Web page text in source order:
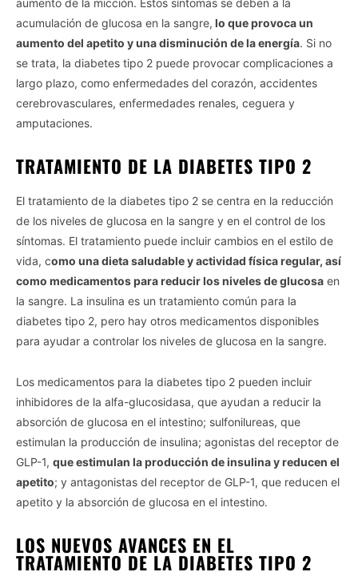
aumento de la micción. Estos síntomas se deben a la
acumulación de glucosa en la sangre, lo que provoca un
aumento del apetito y una disminución de la energía. Si no
se trata, la diabetes tipo 2 puede provocar complicaciones a
largo plazo, como enfermedades del corazón, accidentes
cerebrovasculares, enfermedades renales, ceguera y
amputaciones.
TRATAMIENTO DE LA DIABETES TIPO 2
El tratamiento de la diabetes tipo 2 se centra en la reducción
de los niveles de glucosa en la sangre y en el control de los
síntomas. El tratamiento puede incluir cambios en el estilo de
vida, como una dieta saludable y actividad física regular, así
como medicamentos para reducir los niveles de glucosa en
la sangre. La insulina es un tratamiento común para la
diabetes tipo 2, pero hay otros medicamentos disponibles
para ayudar a controlar los niveles de glucosa en la sangre.
Los medicamentos para la diabetes tipo 2 pueden incluir
inhibidores de la alfa-glucosidasa, que ayudan a reducir la
absorción de glucosa en el intestino; sulfonilureas, que
estimulan la producción de insulina; agonistas del receptor de
GLP-1, que estimulan la producción de insulina y reducen el
apetito; y antagonistas del receptor de GLP-1, que reducen el
apetito y la absorción de glucosa en el intestino.
LOS NUEVOS AVANCES EN EL
TRATAMIENTO DE LA DIABETES TIPO 2